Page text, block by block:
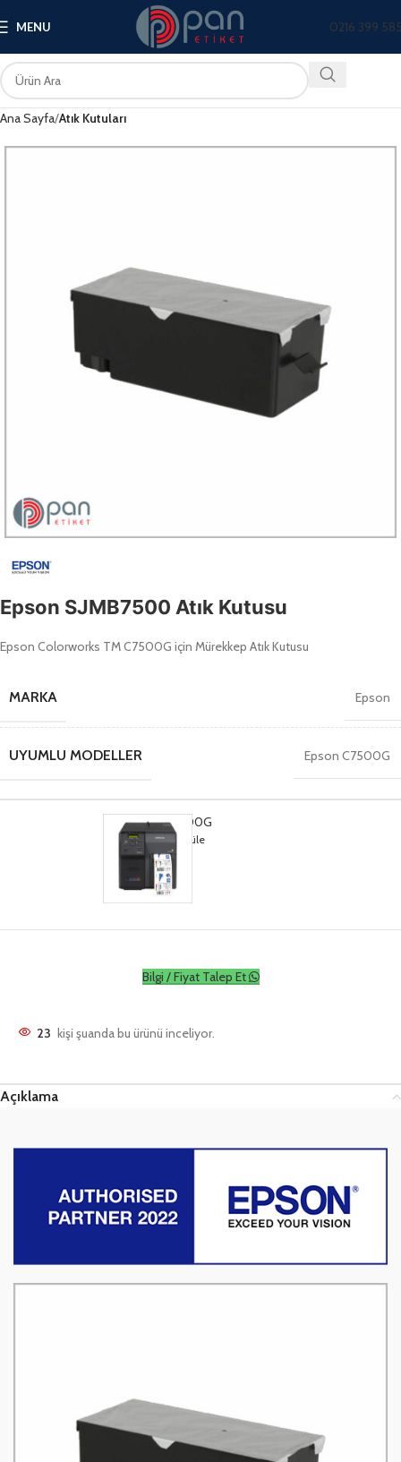
MENU 0216 399
Ana Sayfa Atık Kutuları
Epson SJMB7500 Atık Kutusu
Epson Colorworks TM C7500G için Mürekkep Atık Kutusu
MARKA Epson
UYUMLU MODELLER Epson C7500G
Epson TM-C7500G
Ürünleri görüntüle
Bilgi / Fiyat Talep Et
23 kişi şuanda bu ürünü inceliyor.
Açıklama